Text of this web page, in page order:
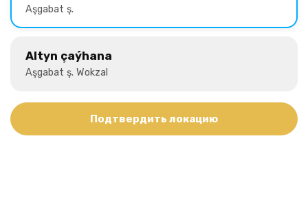
Aşgabat ş.
Altyn çaýhana
Aşgabat ş. Wokzal
Подтвердить локацию